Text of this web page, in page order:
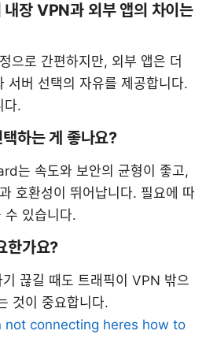
장 VPN과 외부 앱의 차이는
으로 간편하지만, 외부 앱은 더
서버 선택의 자유를 제공합니다.
다.
하는 게 좋나요?
는 속도와 보안의 균형이 좋고,
호환성이 뛰어납니다. 필요에 따
수 있습니다.
가요?
끊길 때도 트래픽이 VPN 밖으
것이 중요합니다.
not connecting heres how to